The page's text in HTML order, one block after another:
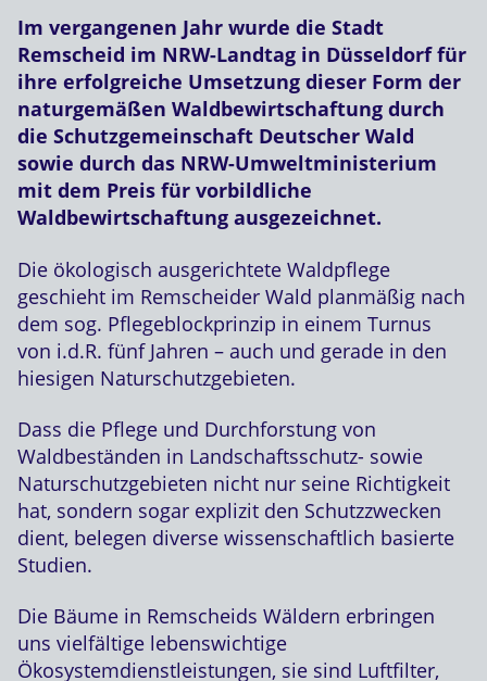
Im vergangenen Jahr wurde die Stadt
Remscheid im NRW-Landtag in Düsseldorf für
ihre erfolgreiche Umsetzung dieser Form der
naturgemäßen Waldbewirtschaftung durch
die Schutzgemeinschaft Deutscher Wald
sowie durch das NRW-Umweltministerium
mit dem Preis für vorbildliche
Waldbewirtschaftung ausgezeichnet.
Die ökologisch ausgerichtete Waldpflege
geschieht im Remscheider Wald planmäßig nach
dem sog. Pflegeblockprinzip in einem Turnus
von i.d.R. fünf Jahren – auch und gerade in den
hiesigen Naturschutzgebieten.
Dass die Pflege und Durchforstung von
Waldbeständen in Landschaftsschutz- sowie
Naturschutzgebieten nicht nur seine Richtigkeit
hat, sondern sogar explizit den Schutzzwecken
dient, belegen diverse wissenschaftlich basierte
Studien.
Die Bäume in Remscheids Wäldern erbringen
uns vielfältige lebenswichtige
Ökosystemdienstleistungen, sie sind Luftfilter,